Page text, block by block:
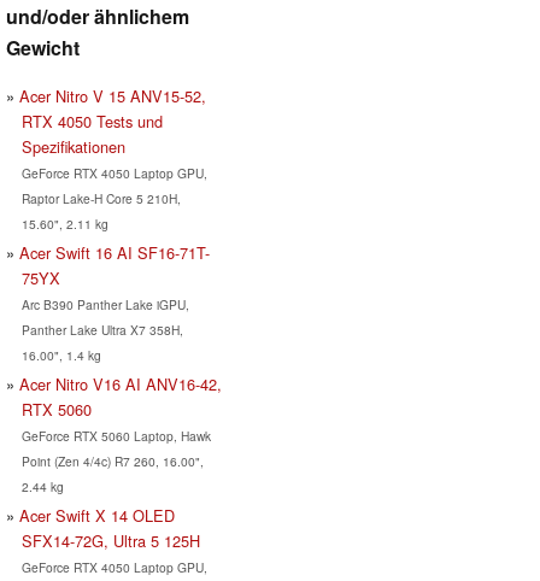
und/oder ähnlichem
Gewicht
Acer Nitro V 15 ANV15-52,
RTX 4050 Tests und
Spezifikationen
GeForce RTX 4050 Laptop GPU,
Raptor Lake-H Core 5 210H,
15.60", 2.11 kg
Acer Swift 16 AI SF16-71T-
75YX
Arc B390 Panther Lake iGPU,
Panther Lake Ultra X7 358H,
16.00", 1.4 kg
Acer Nitro V16 AI ANV16-42,
RTX 5060
GeForce RTX 5060 Laptop, Hawk
Point (Zen 4/4c) R7 260, 16.00",
2.44 kg
Acer Swift X 14 OLED
SFX14-72G, Ultra 5 125H
GeForce RTX 4050 Laptop GPU,